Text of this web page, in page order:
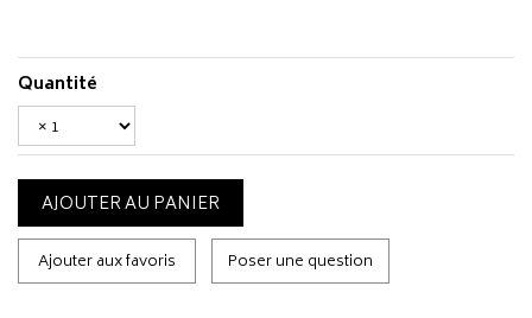
Quantité
AJOUTER AU PANIER
Ajouter aux favoris Poser une question